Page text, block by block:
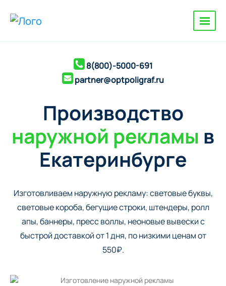
8(800)-5000-691
partner@optpoligraf.ru
Производство
наружной рекламы в
Екатеринбурге
Изготовливаем наружную рекламу: cветовые буквы,
cветовые короба, бегущие строки, штендеры, ролл
апы, баннеры, пресс воллы, неоновые вывески с
быстрой доставкой от 1 дня, по низкими ценам от
550₽.